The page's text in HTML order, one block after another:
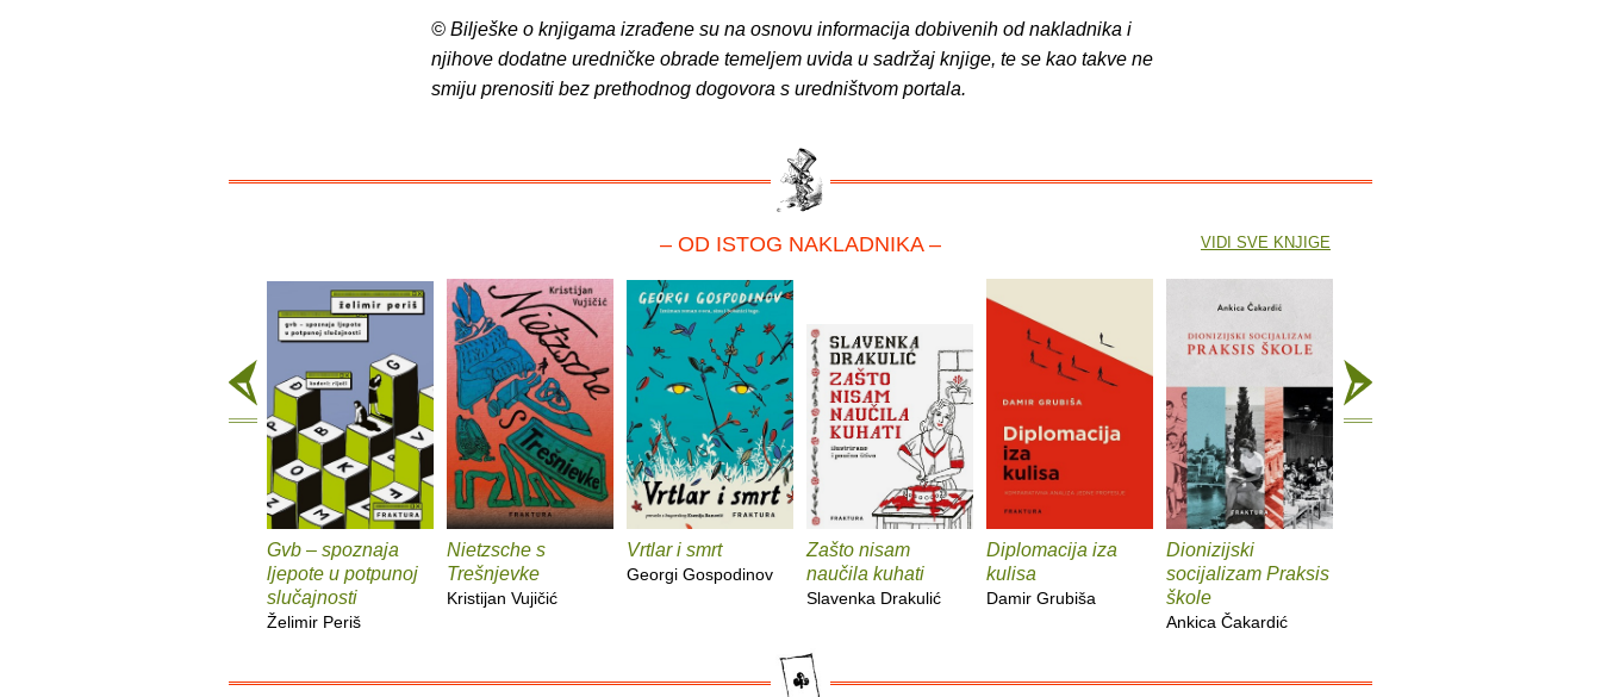
© Bilješke o knjigama izrađene su na osnovu informacija dobivenih od nakladnika i
njihove dodatne uredničke obrade temeljem uvida u sadržaj knjige, te se kao takve ne
smiju prenositi bez prethodnog dogovora s uredništvom portala.
– OD ISTOG NAKLADNIKA –
Gvb – spoznaja
ljepote u potpunoj
slučajnosti
Želimir Periš
Nietzsche s
Trešnjevke
Kristijan Vujičić
Vrtlar i smrt
Georgi Gospodinov
Zašto nisam
naučila kuhati
Slavenka Drakulić
Diplomacija iza
kulisa
Damir Grubiša
Dionizijski
socijalizam Praksis
škole
Ankica Čakardić
VIDI SVE KNJIGE